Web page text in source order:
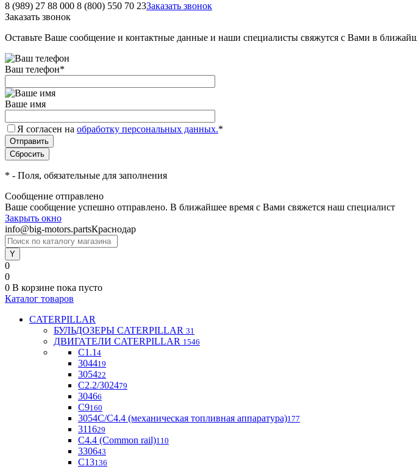
8 (989) 27 88 000 8 (800) 550 70 23Заказать звонок
Заказать звонок
Оставьте Ваше сообщение и контактные данные и наши специалисты свяжутся с Вами в
Ваш телефон*
Ваше имя
Я согласен на обработку персональных данных.*
* - Поля, обязательные для заполнения
Сообщение отправлено
Ваше сообщение успешно отправлено. В ближайшее время с Вами свяжется наш специалист
Закрыть окно
info@big-motors.partsКраснодар
0
0
0 В корзине пока пусто
Каталог товаров
CATERPILLAR
БУЛЬДОЗЕРЫ CATERPILLAR 31
ДВИГАТЕЛИ CATERPILLAR 1546
C1.1 4
304419
305422
С2.2/302479
30466
С9160
3054С/С4.4 (механическая топливная аппаратура)177
311629
С4.4 (Common rail)110
330643
С13136